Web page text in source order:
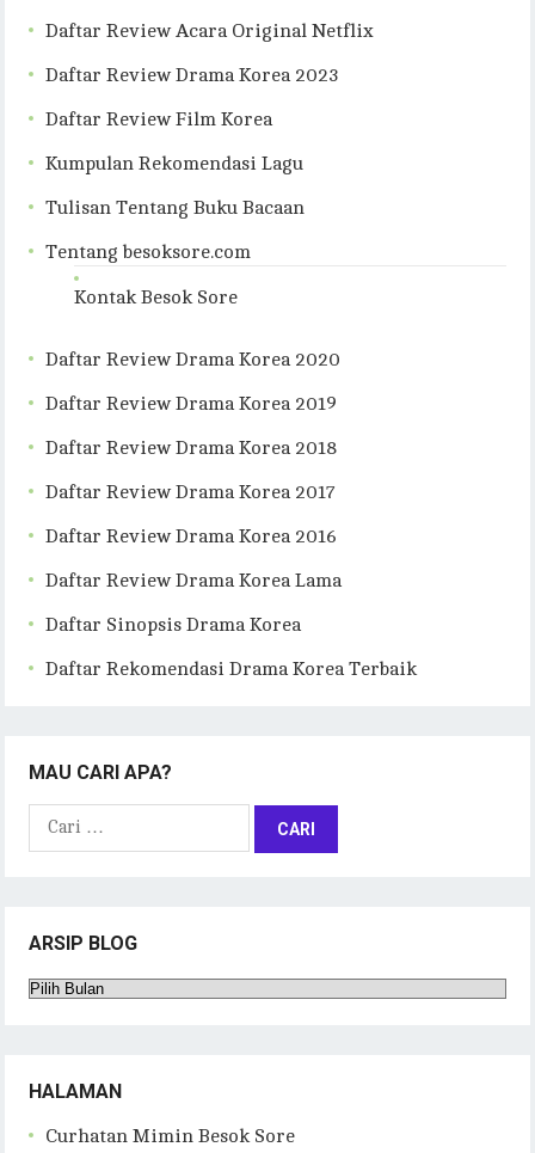
Daftar Review Acara Original Netflix
Daftar Review Drama Korea 2023
Daftar Review Film Korea
Kumpulan Rekomendasi Lagu
Tulisan Tentang Buku Bacaan
Tentang besoksore.com
Kontak Besok Sore
Daftar Review Drama Korea 2020
Daftar Review Drama Korea 2019
Daftar Review Drama Korea 2018
Daftar Review Drama Korea 2017
Daftar Review Drama Korea 2016
Daftar Review Drama Korea Lama
Daftar Sinopsis Drama Korea
Daftar Rekomendasi Drama Korea Terbaik
MAU CARI APA?
Cari
ARSIP BLOG
Arsip
HALAMAN
Curhatan Mimin Besok Sore